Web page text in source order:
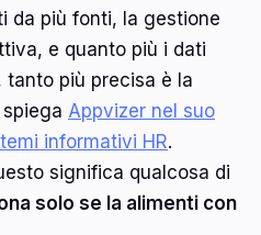
da più fonti, la gestione
e quanto più i dati
più precisa è la
Appvizer nel suo
informativi HR.
significa qualcosa di
solo se la alimenti con